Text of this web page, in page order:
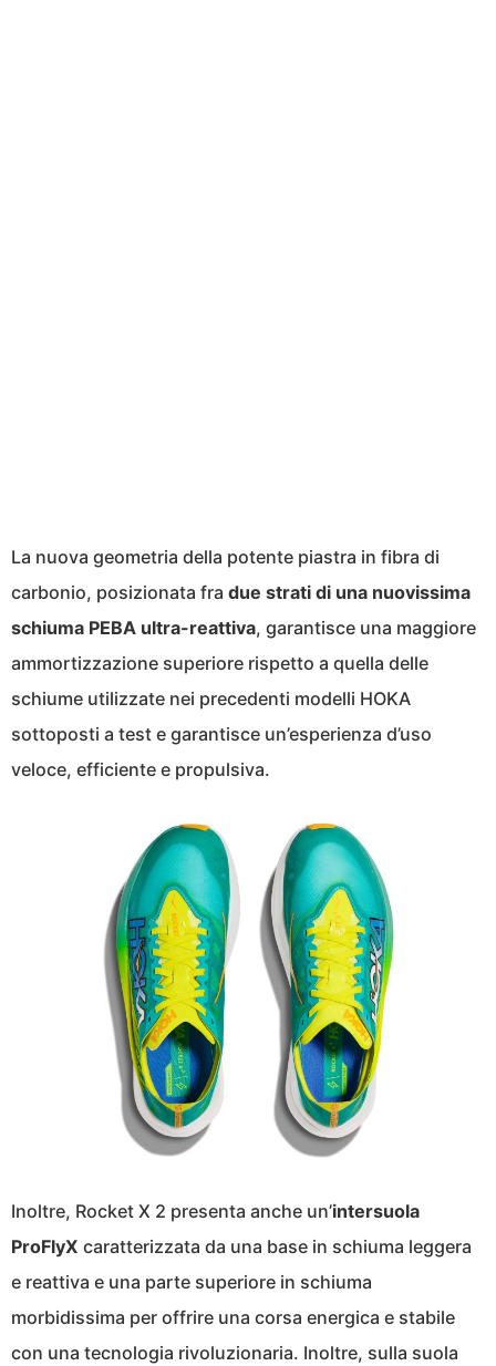
La nuova geometria della potente piastra in fibra di
carbonio, posizionata fra due strati di una nuovissima
schiuma PEBA ultra-reattiva, garantisce una maggiore
ammortizzazione superiore rispetto a quella delle
schiume utilizzate nei precedenti modelli HOKA
sottoposti a test e garantisce un’esperienza d’uso
veloce, efficiente e propulsiva.
Inoltre, Rocket X 2 presenta anche un’intersuola
ProFlyX caratterizzata da una base in schiuma leggera
e reattiva e una parte superiore in schiuma
morbidissima per offrire una corsa energica e stabile
con una tecnologia rivoluzionaria. Inoltre, sulla suola